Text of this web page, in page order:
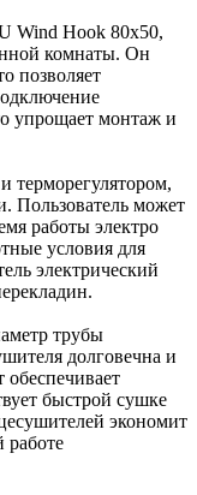
Wind Hook 80х50,
комнаты. Он
позволяет
упрощает монтаж и
терморегулятором,
Пользователь может
работы электро
условия для
электрический
трубы
долговечна и
быстрой сушке
экономит
работе